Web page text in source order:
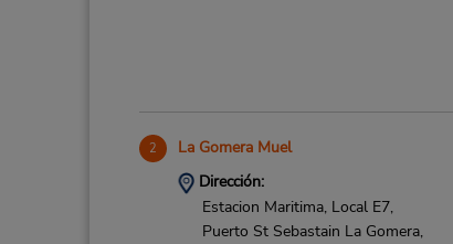
2 La Gomera Muel
Dirección:
Estacion Maritima, Local E7,
Puerto St Sebastain La Gomera,